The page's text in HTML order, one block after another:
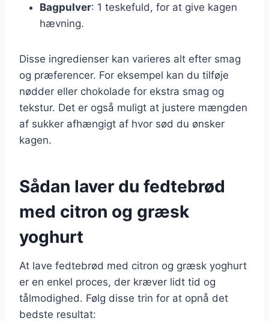
Bagpulver: 1 teskefuld, for at give kagen
hævning.
Disse ingredienser kan varieres alt efter smag
og præferencer. For eksempel kan du tilføje
nødder eller chokolade for ekstra smag og
tekstur. Det er også muligt at justere mængden
af sukker afhængigt af hvor sød du ønsker
kagen.
Sådan laver du fedtebrød
med citron og græsk
yoghurt
At lave fedtebrød med citron og græsk yoghurt
er en enkel proces, der kræver lidt tid og
tålmodighed. Følg disse trin for at opnå det
bedste resultat: